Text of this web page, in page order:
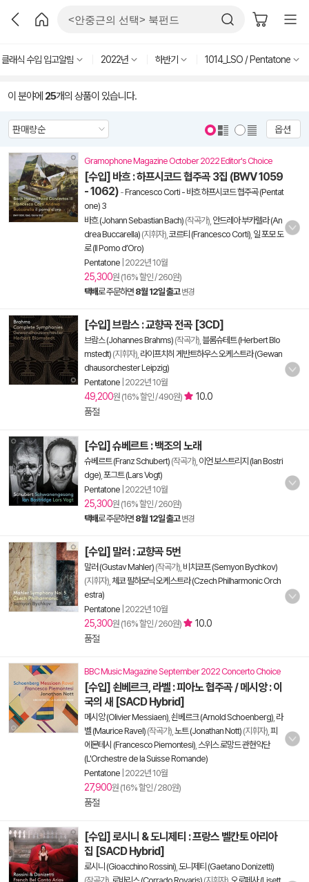
클래식 수입 입고알림 2022년 하반기 1014_LSO / Pentatone
이 분야에 25개의 상품이 있습니다.
옵션
Gramophone Magazine October 2022 Editor's Choice
[수입] 바흐 : 하프시코드 협주곡 3집 (BWV 1059
- 1062) -Francesco Corti - 바흐 하프시코드 협주곡 (Pentat
one) 3
바흐 (Johann Sebastian Bach) (작곡가), 안드레아 부카렐라 (An
drea Buccarella) (지휘자), 코르티 (Francesco Corti) 일 포모 도
로 (Il Pomo d’Oro)
Pentatone 2022년 10월
25,300원 (16% 할인 / 260원)
택배로 주문하면 8월 12일 출고 변경
[수입] 브람스 : 교향곡 전곡 [3CD]
브람스 (Johannes Brahms) (작곡가), 블롬슈테트 (Herbert Blo
mstedt) (지휘자), 라이프치히 게반트하우스 오케스트라 (Gewan
dhausorchester Leipzig)
Pentatone 2022년 10월
49,200원 (16% 할인 / 490원)
10.0
품절
[수입] 슈베르트 : 백조의 노래
슈베르트 (Franz Schubert) (작곡가), 이언 보스트리지 (Ian Bostri
dge) 포그트 (Lars Vogt)
Pentatone 2022년 10월
25,300원 (16% 할인 / 260원)
택배로 주문하면 8월 12일 출고 변경
[수입] 말러 : 교향곡 5번
말러 (Gustav Mahler) (작곡가), 비치코프 (Semyon Bychkov)
(지휘자), 체코 필하모닉 오케스트라 (Czech Philharmonic Orch
estra)
Pentatone 2022년 10월
25,300원 (16% 할인 / 260원)
10.0
품절
BBC Music Magazine September 2022 Concerto Choice
[수입] 쇤베르크, 라벨 : 피아노 협주곡 / 메시앙 : 이
국의 새 [SACD Hybrid]
메시앙 (Olivier Messiaen) 쇤베르크 (Arnold Schoenberg) 라
벨 (Maurice Ravel) (작곡가), 노트 (Jonathan Nott) (지휘자), 피
에몬테시 (Francesco Piemontesi) 스위스 로망드 관현악단
(L'Orchestre de la Suisse Romande)
Pentatone 2022년 10월
27,900원 (16% 할인 / 280원)
품절
[수입] 로시니 & 도니제티 : 프랑스 벨칸토 아리아
집 [SACD Hybrid]
로시니 (Gioacchino Rossini) 도니제티 (Gaetano Donizetti)